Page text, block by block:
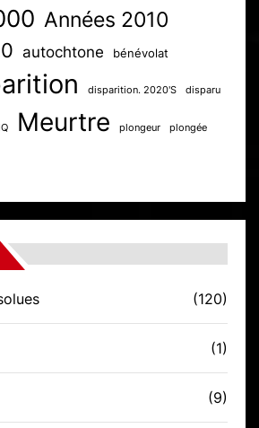
Années 2010
autochtone bénévolat
disparition. 2020'S disparu
Meurtre plongeur plongée
(120)
(1)
(9)